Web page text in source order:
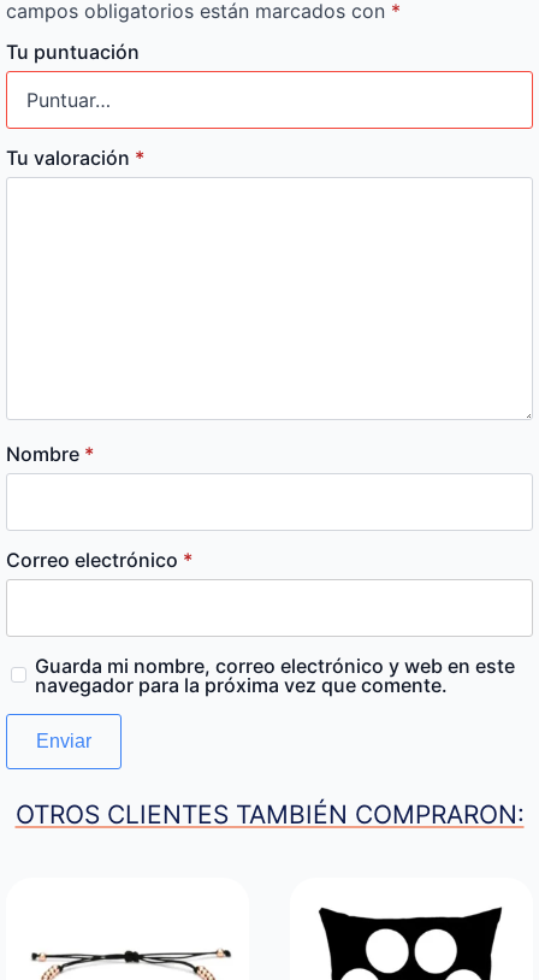
campos obligatorios están marcados con *
Tu puntuación
Tu valoración *
Nombre *
Correo electrónico *
Guarda mi nombre, correo electrónico y web en este
navegador para la próxima vez que comente.
OTROS CLIENTES TAMBIÉN COMPRARON: